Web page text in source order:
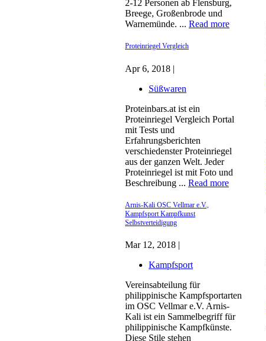
2-12 Personen ab Flensburg,
Breege, Großenbrode und
Warnemünde. ... Read more
Proteinriegel Vergleich
Apr 6, 2018 |
Süßwaren
Proteinbars.at ist ein
Proteinriegel Vergleich Portal
mit Tests und
Erfahrungsberichten
verschiedenster Proteinriegel
aus der ganzen Welt. Jeder
Proteinriegel ist mit Foto und
Beschreibung ... Read more
Arnis-Kali OSC Vellmar e.V.,
Kampfsport Kampfkunst
Selbstverteidigung
Mar 12, 2018 |
Kampfsport
Vereinsabteilung für
philippinische Kampfsportarten
im OSC Vellmar e.V. Arnis-
Kali ist ein Sammelbegriff für
philippinische Kampfkünste.
Diese Stile stehen